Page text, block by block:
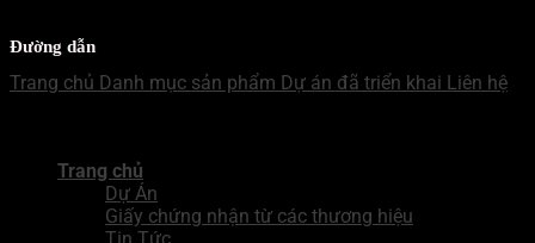
Đường dẫn
Trang chủ Danh mục sản phẩm Dự án đã triển khai Liên hệ
Trang chủ
Dự Án
Giấy chứng nhận từ các thương hiệu